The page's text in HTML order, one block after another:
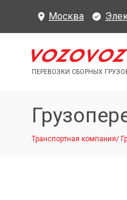
Москва
ПЕРЕВОЗКИ СБОРНЫХ
Транспортная компания/